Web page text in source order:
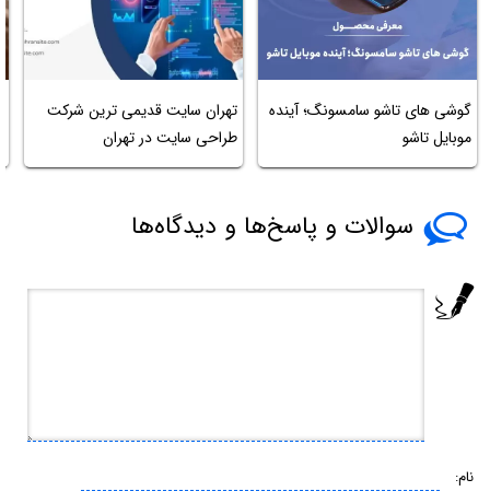
گوشی های تاشو سامسونگ؛ آینده
موبایل تاشو
تهران سایت قدیمی ترین شرکت
طراحی سایت در تهران
سوالات و پاسخ‌ها و دیدگاه‌ها
نام: